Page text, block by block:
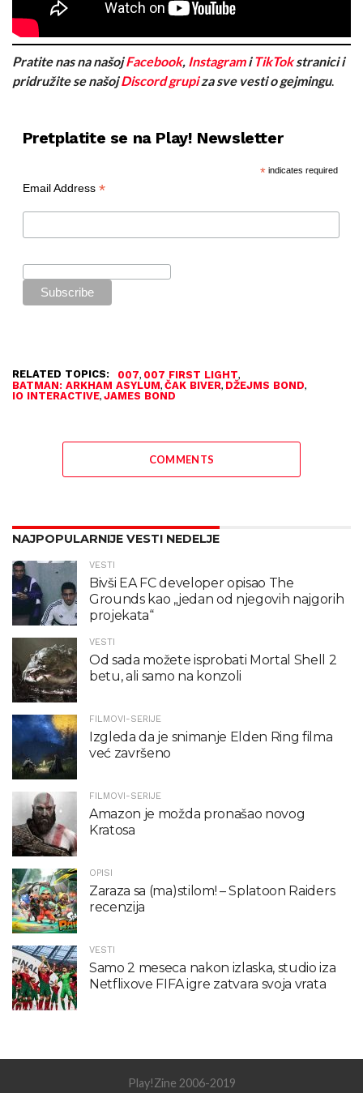
Pratite nas na našojFacebook, InstagramiTikTokstranici i
pridružite se našojDiscord grupiza sve vesti o gejmingu.
Pretplatite se na Play! Newsletter
*indicates required
Email Address *
RELATED TOPICS: 007, 007 FIRST LIGHT,
BATMAN: ARKHAM ASYLUM, ČAK BIVER, DŽEJMS BOND,
IO INTERACTIVE, JAMES BOND
COMMENTS
NAJPOPULARNIJE VESTI NEDELJE
VESTI
Bivši EA FC developer opisao The
Grounds kao „jedan od njegovih najgorih
projekata“
VESTI
Od sada možete isprobati Mortal Shell 2
betu, ali samo na konzoli
FILMOVI-SERIJE
Izgleda da je snimanje Elden Ring filma
već završeno
FILMOVI-SERIJE
Amazon je možda pronašao novog
Kratosa
OPISI
Zaraza sa (ma)stilom! – Splatoon Raiders
recenzija
VESTI
Samo 2 meseca nakon izlaska, studio iza
Netflixove FIFA igre zatvara svoja vrata
Play!Zine 2006-2019